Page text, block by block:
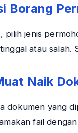
Borang
pilih jenis
atau salah.
Naik
dokumen yang
fail